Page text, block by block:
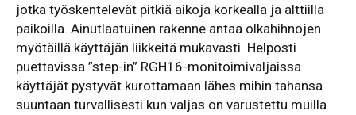
jotka työskentelevät pitkiä aikoja korkealla ja alttiilla
paikoilla. Ainutlaatuinen rakenne antaa olkahihnojen
myötäillä käyttäjän liikkeitä mukavasti. Helposti
puettavissa ”step-in” RGH16-monitoimivaljaissa
käyttäjät pystyvät kurottamaan lähes mihin tahansa
suuntaan turvallisesti kun valjas on varustettu muilla